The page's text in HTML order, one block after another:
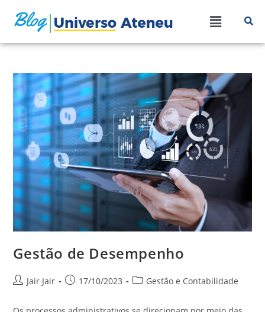
Gestão de Desempenho
Jair Jair 17/10/2023 Gestão e Contabilidade